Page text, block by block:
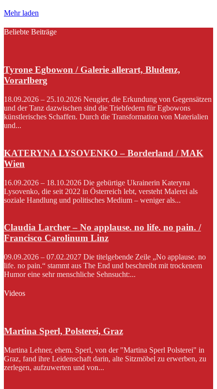
Mehr laden
Beliebte Beiträge
Tyrone Egbowon / Galerie allerart, Bludenz,
Vorarlberg
18.09.2026 – 25.10.2026 Neugier, die Erkundung von Gegensätzen
und der Tanz dazwischen sind die Triebfedern für Egbowons
künstlerisches Schaffen. Durch die Transformation von Materialien
und...
KATERYNA LYSOVENKO – Borderland / MAK
Wien
16.09.2026 – 18.10.2026 Die gebürtige Ukrainerin Kateryna
Lysovenko, die seit 2022 in Österreich lebt, versteht Malerei als
soziale Handlung und politisches Medium – weniger als...
Claudia Larcher – No applause. no life. no pain. /
Francisco Carolinum Linz
09.09.2026 – 07.02.2027 Die titelgebende Zeile „No applause. no
life. no pain.“ stammt aus The End und beschreibt mit trockenem
Humor eine sehr menschliche Sehnsucht:...
Videos
Martina Sperl, Polsterei, Graz
Martina Lehner, ehem. Sperl, von der "Martina Sperl Polsterei" in
Graz, fand ihre Leidenschaft darin, alte Sitzmöbel zu erwerben, zu
zerlegen, aufzuwerten und von...